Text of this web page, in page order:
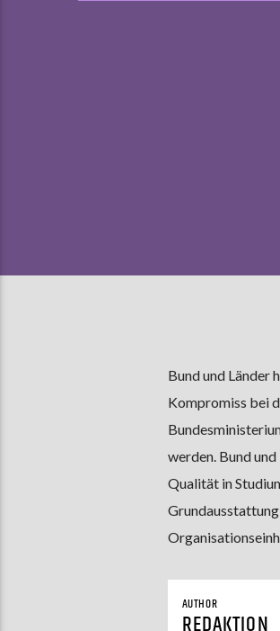
Bund und Länder
Kompromiss bei
werden. Bund
Qualität in
AUTHOR